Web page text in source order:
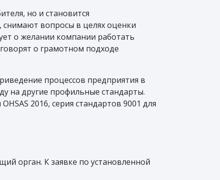
но и становится
вопросы в целях оценки
о желании компании работать
о грамотном подходе
процессов предприятия в
на другие профильные стандарты.
2016, серия стандартов 9001 для
орган. К заявке по установленной